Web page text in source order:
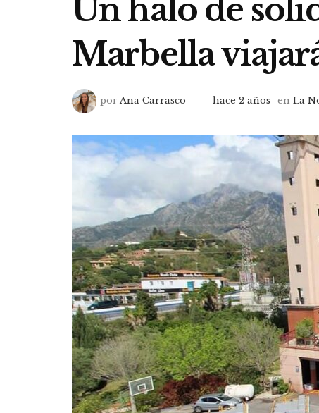
Un halo de
Marbella
por Ana Carrasco hace 2 años en La